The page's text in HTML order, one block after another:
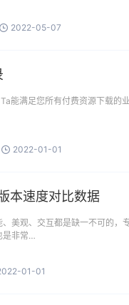
2022-05-07
能满足您所有付费资源下载的
2022-01-01
本速度对比数据
美观、交互都是缺一不可的，
是非常…
01-01